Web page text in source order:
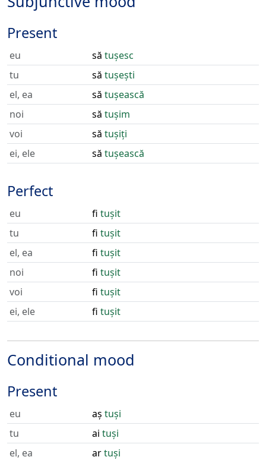
Present
eu să tușesc
tu
să tușești
el, ea
să tușească
noi
să tușim
voi
să tușiți
ei, ele
să tușească
Perfect
eu fi tușit
tu
fi tușit
el, ea
fi tușit
noi
fi tușit
voi
fi tușit
ei, ele
fi tușit
Conditional mood
Present
eu aș tuși
tu
ai tuși
el, ea
artuși